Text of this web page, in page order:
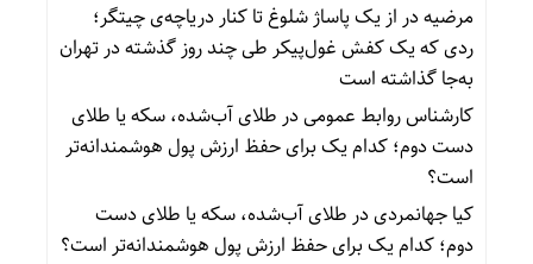
مرضیهدر از یک پاساژ شلوغ تا کنار دریاچه‌ی چیتگر؛
ردی که یک کفش غول‌پیکر طی چند روز گذشته در تهران
به‌جا گذاشته است
کارشناس روابط عمومیدر طلای آب‌شده، سکه یا طلای
دست دوم؛ کدام یک برای حفظ ارزش پول هوشمندانه‌تر
است؟
کیا جهانمردیدر طلای آب‌شده، سکه یا طلای دست
دوم؛ کدام یک برای حفظ ارزش پول هوشمندانه‌تر است؟